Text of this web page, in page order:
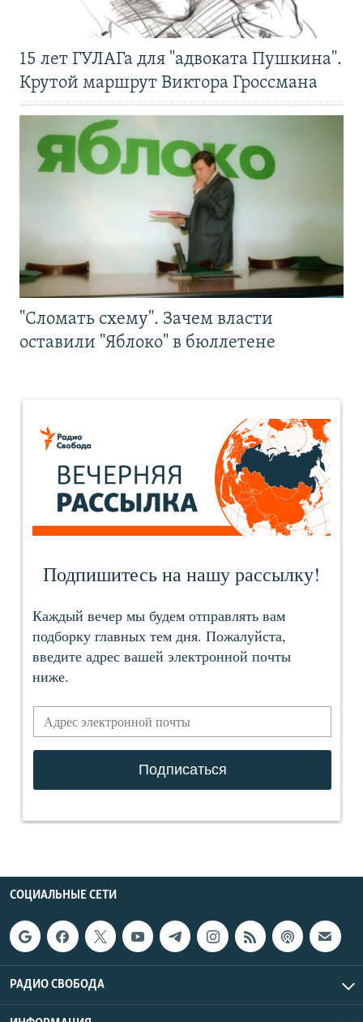
15 лет ГУЛАГа для "адвоката Пушкина".
Крутой маршрут Виктора Гроссмана
"Сломать схему". Зачем власти
оставили "Яблоко" в бюллетене
СОЦИАЛЬНЫЕ СЕТИ
РАДИО СВОБОДА